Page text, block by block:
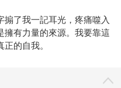
了我一記耳光，疼痛噬入
擁有力量的來源。我要靠這
的自我。